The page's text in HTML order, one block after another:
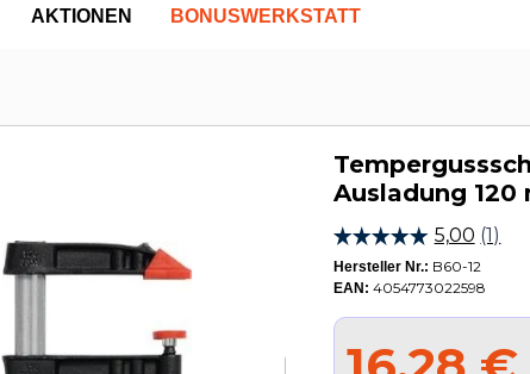
AKTIONEN BONUSWERKSTATT
Ausladung 120
Hersteller Nr.: B60-12
EAN: 4054773022598